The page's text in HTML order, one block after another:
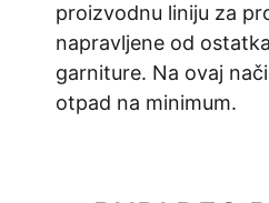
proizvodnu liniju za
napravljene od
garniture. Na ovaj
otpad na minimum.